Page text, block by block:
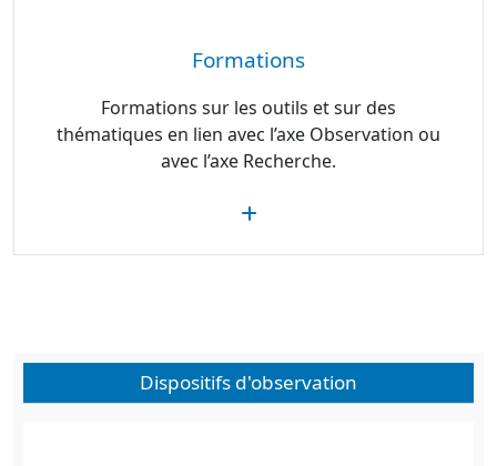
Formations
Formations sur les outils et sur des
thématiques en lien avec l’axe Observation ou
avec l’axe Recherche.
Dispositifs d'observation